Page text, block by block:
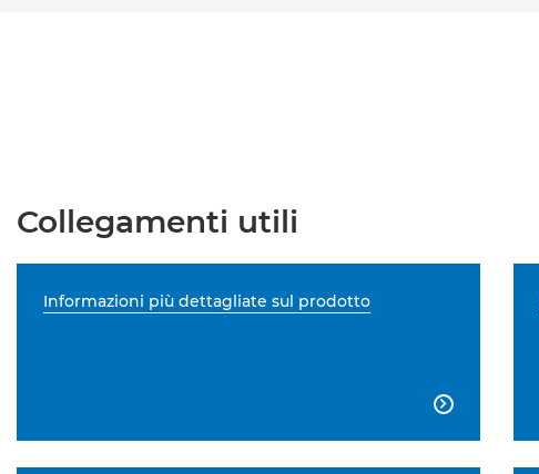
Collegamenti utili
Informazioni più dettagliate sul prodotto
